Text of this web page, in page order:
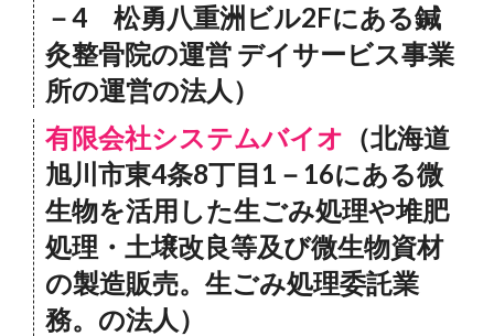
－4 松勇八重洲ビル2Fにある鍼
灸整骨院の運営 デイサービス事業
所の運営の法人）
有限会社システムバイオ （北海道
旭川市東4条8丁目1－16にある微
生物を活用した生ごみ処理や堆肥
処理・土壌改良等及び微生物資材
の製造販売。生ごみ処理委託業
務。の法人）